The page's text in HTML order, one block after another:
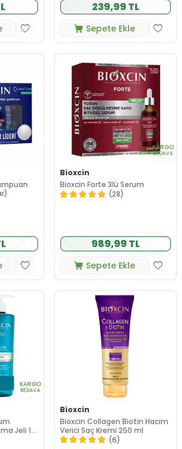
239,99 TL
Sepete Ekle
KARGO
BEDAVA
Bioxcin
Bioxcin Forte 3lü Serum
(28)
989,99 TL
Sepete Ekle
KARGO
BEDAVA
Jeli 1
Bioxcin
Bioxcin Collagen Biotin Hacim
Verici Saç Kremi 250 ml
(6)